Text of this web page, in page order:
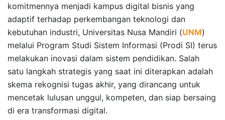
komitmennya menjadi kampus digital bisnis yang
adaptif terhadap perkembangan teknologi dan
kebutuhan industri, Universitas Nusa Mandiri (UNM)
melalui Program Studi Sistem Informasi (Prodi SI) terus
melakukan inovasi dalam sistem pendidikan. Salah
satu langkah strategis yang saat ini diterapkan adalah
skema rekognisi tugas akhir, yang dirancang untuk
mencetak lulusan unggul, kompeten, dan siap bersaing
di era transformasi digital.